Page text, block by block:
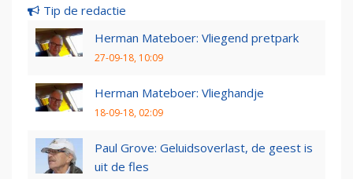
Tip de redactie
Herman Mateboer: Vliegend pretpark
27-09-18, 10:09
Herman Mateboer: Vlieghandje
18-09-18, 02:09
Paul Grove: Geluidsoverlast, de geest is
uit de fles